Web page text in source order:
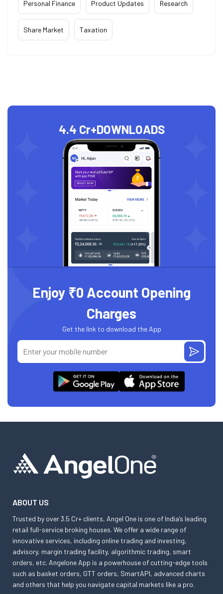
Personal Finance Product Updates Research
Share Market Taxation
4.4 Cr+DOWNLOADS
Enjoy ₹0 Account Opening
Charges
Get the link to download the App
ABOUT US
Trusted by over 3.5 Cr+ clients, Angel One is one of India’s leading
retail full-service broking houses. We offer a wide range of
innovative services, including online trading and investing,
advisory, margin trading facility, algorithmic trading, smart
orders, etc. Angelone App is a powerhouse of cutting-edge tools
such as basket orders, GTT orders, SmartAPI, advanced charts
and others that help you navigate capital markets like a pro.